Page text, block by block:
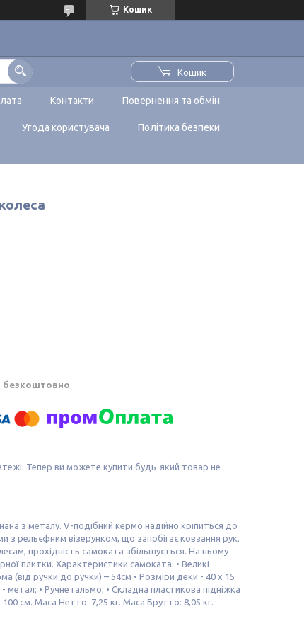
Кошик
Кошик
Контакти Повернення та обмін
Угода користувача Політика безпеки
безкоштовно
Тепер ви можете купити будь-який товар не
з металу. V-подібний кермо надійно кріпиться до
з рельєфним візерунком, що запобігає ковзання рук.
прохідність самоката збільшується. На ньому
плитки. Характеристики самоката: • Великі
(від ручки до ручки) – 54см • Розміри деки - 40 х 15
• Ручне гальмо; • Складна пластикова підніжка
см. Маса Нетто: 7,25 кг. Маса Брутто: 8,05 кг.